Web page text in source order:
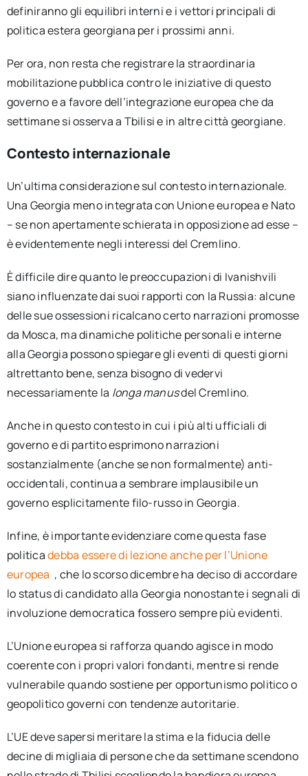
definiranno gli equilibri interni e i vettori principali di
politica estera georgiana per i prossimi anni.
Per ora, non resta che registrare la straordinaria
mobilitazione pubblica contro le iniziative di questo
governo e a favore dell’integrazione europea che da
settimane si osserva a Tbilisi e in altre città georgiane.
Contesto internazionale
Un’ultima considerazione sul contesto internazionale.
Una Georgia meno integrata con Unione europea e Nato
– se non apertamente schierata in opposizione ad esse –
è evidentemente negli interessi del Cremlino.
È difficile dire quanto le preoccupazioni di Ivanishvili
siano influenzate dai suoi rapporti con la Russia: alcune
delle sue ossessioni ricalcano certo narrazioni promosse
da Mosca, ma dinamiche politiche personali e interne
alla Georgia possono spiegare gli eventi di questi giorni
altrettanto bene, senza bisogno di vedervi
necessariamente la longa manusdel Cremlino.
Anche in questo contesto in cui i più alti ufficiali di
governo e di partito esprimono narrazioni
sostanzialmente (anche se non formalmente) anti-
occidentali, continua a sembrare implausibile un
governo esplicitamente filo-russo in Georgia.
Infine, è importante evidenziare come questa fase
politicadebba essere di lezione anche per l’Unione
europea , che lo scorso dicembre ha deciso di accordare
lo status di candidato alla Georgia nonostante i segnali di
involuzione democratica fossero sempre più evidenti.
L’Unione europea si rafforza quando agisce in modo
coerente con i propri valori fondanti, mentre si rende
vulnerabile quando sostiene per opportunismo politico o
geopolitico governi con tendenze autoritarie.
L’UE deve sapersi meritare la stima e la fiducia delle
decine di migliaia di persone che da settimane scendono